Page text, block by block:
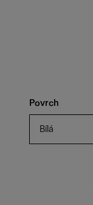
Povrch
Bílá